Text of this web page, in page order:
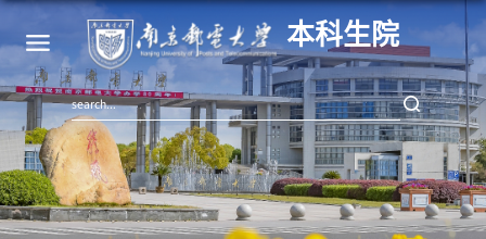
本科生院